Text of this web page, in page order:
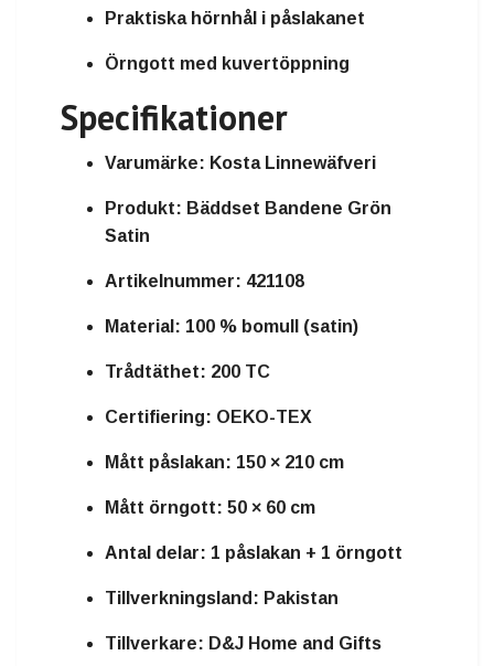
Praktiska hörnhål i påslakanet
Örngott med kuvertöppning
Specifikationer
Varumärke: Kosta Linnewäfveri
Produkt: Bäddset Bandene Grön
Satin
Artikelnummer: 421108
Material: 100 % bomull (satin)
Trådtäthet: 200 TC
Certifiering: OEKO-TEX
Mått påslakan: 150 × 210 cm
Mått örngott: 50 × 60 cm
Antal delar: 1 påslakan + 1 örngott
Tillverkningsland: Pakistan
Tillverkare: D&J Home and Gifts